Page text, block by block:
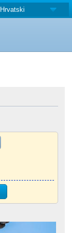
Hrvatski